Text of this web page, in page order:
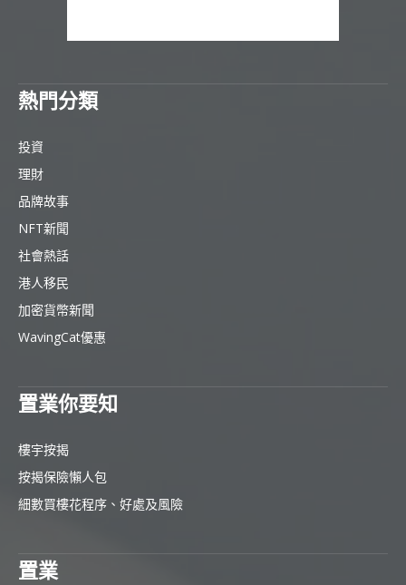
熱門分類
投資
理財
品牌故事
NFT新聞
社會熱話
港人移民
加密貨幣新聞
WavingCat優惠
置業你要知
樓宇按揭
按揭保險懶人包
細數買樓花程序、好處及風險
置業